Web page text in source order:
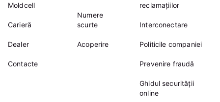
Moldcell
Carieră
Dealer
Contacte
Numere
scurte
Acoperire
reclamațiilor
Interconectare
Politicile companiei
Prevenire fraudă
Ghidul securității
online